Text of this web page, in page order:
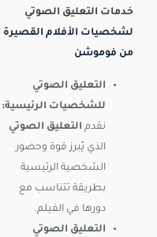
خدمات التعليق الصوتي
لشخصيات الأفلام القصيرة
من فوموشن
التعليق الصوتي
للشخصيات الرئيسية:
نقدم التعليق الصوتي
الذي يُبرز قوة وحضور
الشخصية الرئيسية
بطريقة تتناسب مع
دورها في الفيلم.
التعليق الصوتي